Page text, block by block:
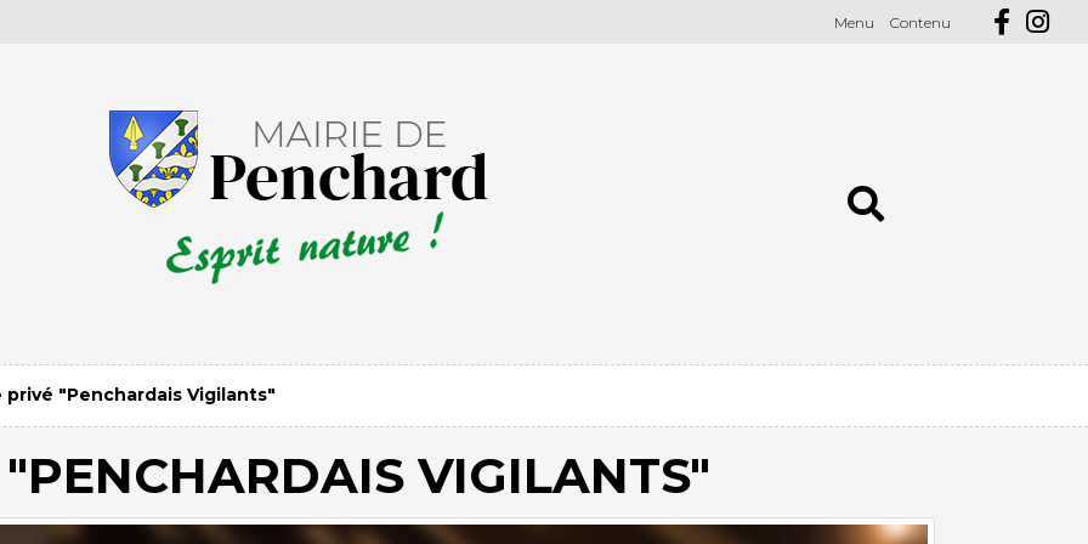
Menu Contenu
"Penchardais Vigilants"
VIGILANTS"